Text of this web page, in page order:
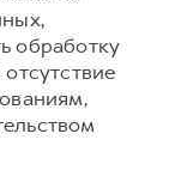
обработку